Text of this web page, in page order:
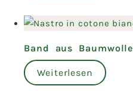
Band aus Baumwolle
Weiterlesen